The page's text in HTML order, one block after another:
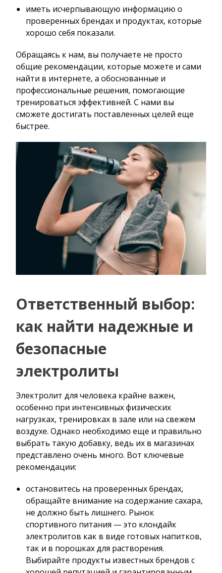
иметь исчерпывающую информацию о
проверенных брендах и продуктах, которые
хорошо себя показали.
Обращаясь к нам, вы получаете не просто
общие рекомендации, которые можете и сами
найти в интернете, а обоснованные и
профессиональные решения, помогающие
тренироваться эффективней. С нами вы
сможете достигать поставленных целей еще
быстрее.
Ответственный выбор:
как найти надежные и
безопасные
электролиты
Электролит для человека крайне важен,
особенно при интенсивных физических
нагрузках, тренировках в зале или на свежем
воздухе. Однако необходимо еще и правильно
выбрать такую добавку, ведь их в магазинах
представлено очень много. Вот ключевые
рекомендации:
остановитесь на проверенных брендах,
обращайте внимание на содержание сахара,
не должно быть лишнего. Рынок
спортивного питания — это клондайк
электролитов как в виде готовых напитков,
так и в порошках для растворения.
Выбирайте продукты известных брендов с